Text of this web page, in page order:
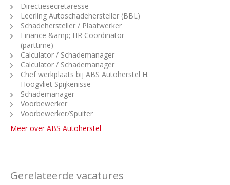
Directiesecretaresse
Leerling Autoschadehersteller (BBL)
Schadehersteller / Plaatwerker
Finance &amp; HR Coördinator
(parttime)
Calculator / Schademanager
Calculator / Schademanager
Chef werkplaats bij ABS Autoherstel H.
Hoogvliet Spijkenisse
Schademanager
Voorbewerker
Voorbewerker/Spuiter
Meer over ABS Autoherstel
Gerelateerde vacatures